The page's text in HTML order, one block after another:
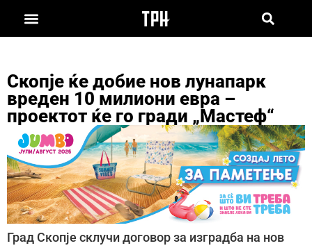
Скопје ќе добие нов лунапарк
вреден 10 милиони евра –
проектот ќе го гради „Мастеф“
Град Скопје склучи договор за изградба на нов